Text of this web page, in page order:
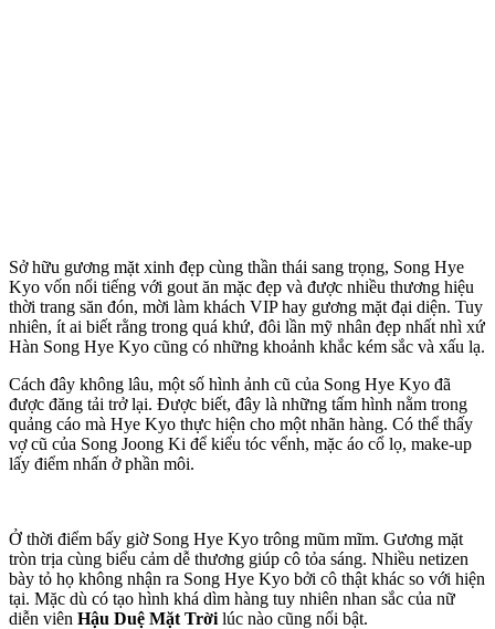
Sở hữu gương mặt xinh đẹp cùng thần thái sang trọng, Song Hye
Kyo vốn nổi tiếng với gout ăn mặc đẹp và được nhiều thương hiệu
thời trang săn đón, mời làm khách VIP hay gương mặt đại diện. Tuy
nhiên, ít ai biết rằng trong quá khứ, đôi lần mỹ nhân đẹp nhất nhì xứ
Hàn Song Hye Kyo cũng có những khoảnh khắc kém sắc và xấu lạ.
Cách đây không lâu, một số hình ảnh cũ của Song Hye Kyo đã
được đăng tải trở lại. Được biết, đây là những tấm hình nằm trong
quảng cáo mà Hye Kyo thực hiện cho một nhãn hàng. Có thể thấy
vợ cũ của Song Joong Ki để kiểu tóc vểnh, mặc áo cổ lọ, make-up
lấy điểm nhấn ở phần môi.
Ở thời điểm bấy giờ Song Hye Kyo trông mũm mĩm. Gương mặt
tròn trịa cùng biểu cảm dễ thương giúp cô tỏa sáng. Nhiều netizen
bày tỏ họ không nhận ra Song Hye Kyo bởi cô thật khác so với hiện
tại. Mặc dù có tạo hình khá dìm hàng tuy nhiên nhan sắc của nữ
diễn viên Hậu Duệ Mặt Trời lúc nào cũng nổi bật.